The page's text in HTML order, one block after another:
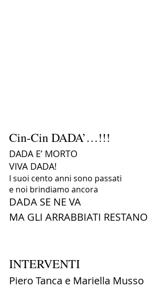
Cin-Cin DADA’…!!!
DADA E’ MORTO
VIVA DADA!
I suoi cento anni sono passati
e noi brindiamo ancora
DADA SE NE VA
MA GLI ARRABBIATI RESTANO
INTERVENTI
Piero Tanca e Mariella Musso